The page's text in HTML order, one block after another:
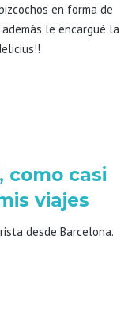
en forma de
le encargué la
como casi
viajes
desde Barcelona.